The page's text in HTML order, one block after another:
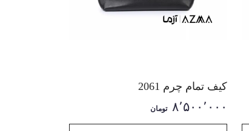
کیف تمام چرم 2061
۸٬۵۰۰٬۰۰۰ تومان